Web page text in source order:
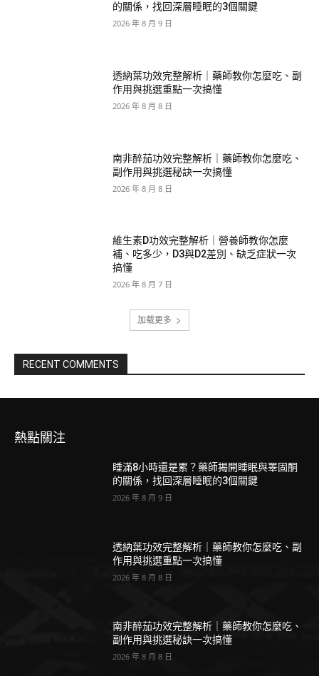
的關係，找回深層睡眠的3個關鍵
2026 年 8 月 9 日
透納葉功效完整解析｜藥師教你怎麼吃、副
作用與挑選重點一次搞懂
2026 年 8 月 8 日
南非醉茄功效完整解析｜藥師教你怎麼吃、
副作用與挑選秘訣一次搞懂
2026 年 8 月 8 日
維生素D功效完整解析｜營養師教你怎麼
補、吃多少，D3與D2差別、缺乏症狀一次
搞懂
2026 年 8 月 7 日
加载更多
RECENT COMMENTS
熱點關注
睡滿8小時還是累？藥師揭開睡眠與睪固酮
的關係，找回深層睡眠的3個關鍵
2026 年 8 月 9 日
透納葉功效完整解析｜藥師教你怎麼吃、副
作用與挑選重點一次搞懂
2026 年 8 月 8 日
南非醉茄功效完整解析｜藥師教你怎麼吃、
副作用與挑選秘訣一次搞懂
2026 年 8 月 8 日